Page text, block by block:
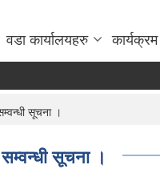
वडा कार्यालयहरु
सूचना ।
सूचना ।